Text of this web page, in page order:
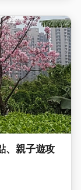
、親子遊攻